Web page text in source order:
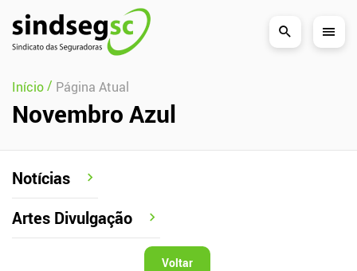
Pular Navegação (s)
Início/ Página Atual
Novembro Azul
Notícias
Artes Divulgação
Voltar